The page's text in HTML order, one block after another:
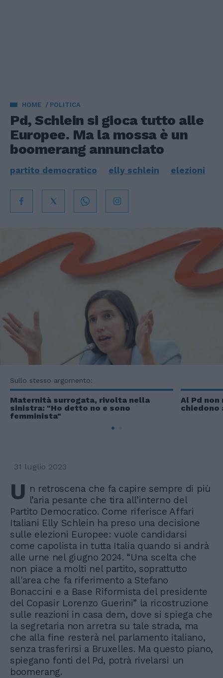
HOME POLITICA
Pd, Schlein si gioca tutto alle
Europee. Ma la mossa è un
boomerang annunciato
partito democratico elly schlein elezioni
Sullo stesso argomento:
Maternità surrogata, rivolta nella
sinistra: "Ho detto no e sono
femminista"
Al Pd non
chiedono
31 luglio 2023
U n retroscena che fa capire sempre di più
l’aria pesante che tira all’interno del
Partito Democratico. Come riferisce Affari
Italiani Elly Schlein ha preso una decisione
sulle elezioni Europee: vuole candidarsi
come capolista in tutta Italia quando si andrà
alle urne nel giugno 2024. “Una scelta che
non piace a molti nel partito, soprattutto
all'area che fa riferimento a Stefano
Bonaccini e a Base Riformista del presidente
del Copasir Lorenzo Guerini” la ricostruzione
sulle reazioni in casa dem, dove si spiega che
la segretaria non arretra su tale strada, ma
che alla fine resterà nel parlamento italiano,
senza trasferirsi a Bruxelles. Ma questo piano,
spiegano fonti del Pd, potrà rivelarsi un
boomerang.